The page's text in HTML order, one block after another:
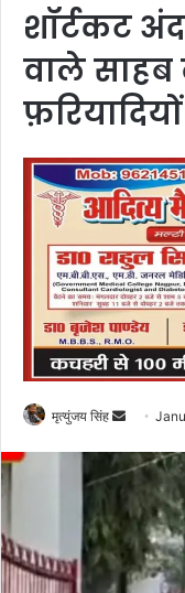
शॉर्टकट
वाले साहब
मृत्युंजय सिंह
Send
email